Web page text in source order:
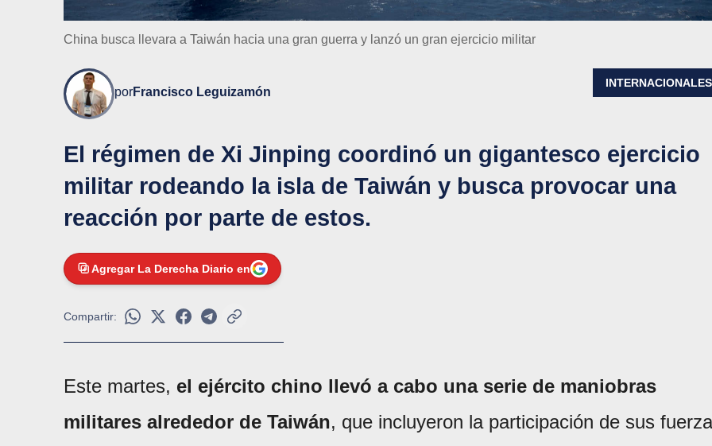
China busca llevara a Taiwán hacia una gran guerra y lanzó un gran ejercicio militar
porFrancisco Leguizamón
INTERNACIONALES
El régimen de Xi Jinping coordinó un gigantesco ejercicio
militar rodeando la isla de Taiwán y busca provocar una
reacción por parte de estos.
Agregar La Derecha Diario en
Compartir:
Este martes, el ejército chino llevó a cabo una serie de maniobras
militares alrededor de Taiwán, que incluyeron la participación de sus